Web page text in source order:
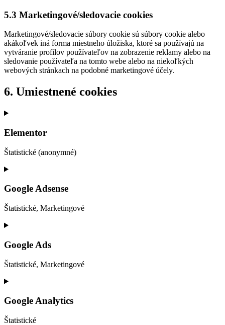
5.3 Marketingové/sledovacie cookies
Marketingové/sledovacie súbory cookie sú súbory cookie alebo
akákoľvek iná forma miestneho úložiska, ktoré sa používajú na
vytváranie profilov používateľov na zobrazenie reklamy alebo na
sledovanie používateľa na tomto webe alebo na niekoľkých
webových stránkach na podobné marketingové účely.
6. Umiestnené cookies
Elementor
Štatistické (anonymné)
Consent
service
elementor
Google Adsense
Štatistické, Marketingové
Consent
service
google-
adsense
Google Ads
Štatistické, Marketingové
Consent
service
google-
ads
Google Analytics
Štatistické